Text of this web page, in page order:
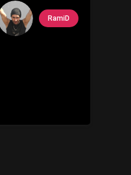
RamiD